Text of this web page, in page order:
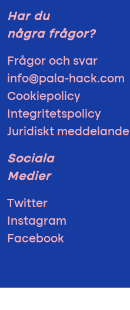
Har du
några frågor?
Frågor och svar
info@pala-hack.com
Cookiepolicy
Integritetspolicy
Juridiskt meddelande
Sociala
Medier
Twitter
Instagram
Facebook